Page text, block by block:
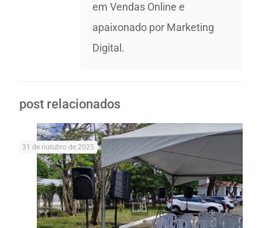
em Vendas Online e
apaixonado por Marketing
Digital.
post relacionados
31 de outubro de 2025